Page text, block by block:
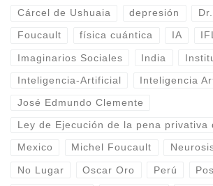
Cárcel de Ushuaia depresión
Foucault física cuántica IA
Imaginarios Sociales India
Inteligencia-Artificial Inteligencia
José Edmundo Clemente
Ley de Ejecución de la pena privativa
Mexico Michel Foucault
No Lugar Oscar Oro Perú